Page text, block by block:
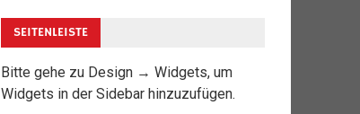
SEITENLEISTE
Bitte gehe zu Design → Widgets, um
Widgets in der Sidebar hinzuzufügen.